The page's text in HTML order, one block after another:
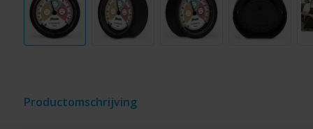
Productomschrijving